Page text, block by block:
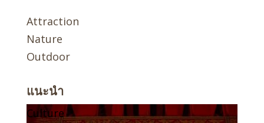
Attraction
Nature
Outdoor
แนะนำ
Culture